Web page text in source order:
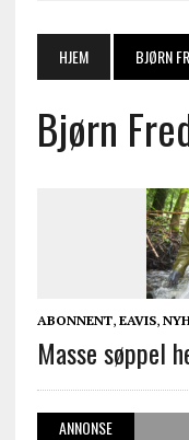
HJEM BJØRN
Bjørn
ABONNENT, EAVIS,
Masse søppel
ANNONSE